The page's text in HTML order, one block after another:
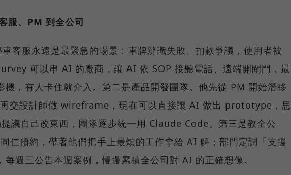
服、PM 到全公司
客服永遠是最緊急的場景：車牌辨識失敗、扣款爭議，使用者被
可以串 AI 的廠商，讓 AI 依 SOP 接聽電話、遠端開閘門，最
，有人卡住就介入。第二是產品開發團隊。他先從 PM 開始潛移
交設計師做 wireframe，現在可以直接讓 AI 做出 prototype，思
議自己改東西，團隊逐步統一用 Claude Code。第三是教全公
仁預約，帶著他們把手上最煩的工作拿給 AI 解；部門定調「支援
週三公告本週案例，慢慢累積全公司對 AI 的正確想像。